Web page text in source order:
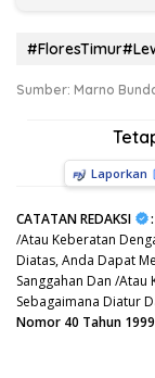
Sumber: Marno
Laporkan
CATATAN REDAKSI :
/Atau Keberatan
Diatas, Anda Dapat
Sanggahan Dan /Atau
Sebagaimana Diatur
Nomor 40 Tahun